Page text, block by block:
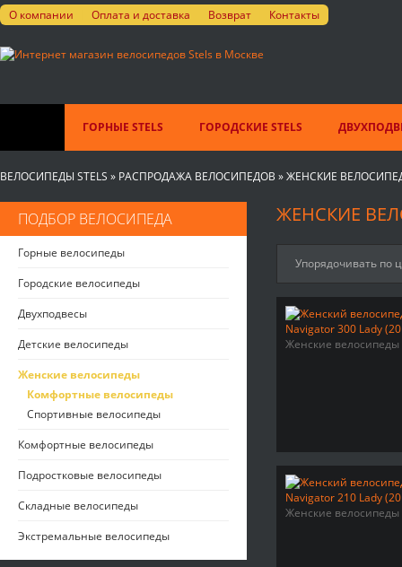
О компании Оплата и доставка Возврат Контакты
ГОРНЫЕ STELS ГОРОДСКИЕ STELS
ВЕЛОСИПЕДЫ STELS » РАСПРОДАЖА ВЕЛОСИПЕДОВ »ЖЕНСКИЕ
ПОДБОР ВЕЛОСИПЕДА
Горные велосипеды
Городские велосипеды
Двухподвесы
Детские велосипеды
Женские велосипеды
Комфортные велосипеды
Спортивные велосипеды
Комфортные велосипеды
Подростковые велосипеды
Складные велосипеды
Экстремальные велосипеды
ЖЕНСКИЕ
Упорядочивать по
Женские велосипеды
Женские велосипеды